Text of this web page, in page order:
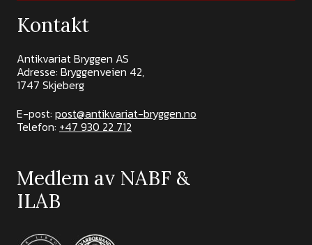
Kontakt
Antikvariat Bryggen AS
Adresse: Bryggenveien 42,
1747 Skjeberg
E-post: post@antikvariat-bryggen.no
Telefon: +47 930 22 712
Medlem av NABF &
ILAB